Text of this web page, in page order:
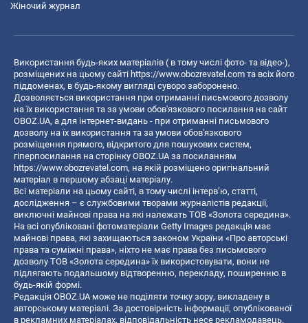
Жіночий журнал
Використання будь-яких матеріалів ( в тому числі фото- та відео-),
розміщених на цьому сайті https://www.obozrevatel.com та всіх його
піддоменах, в будь-якому вигляді суворо заборонено.
Дозволяється використання при отриманні письмового дозволу
на їх використання та за умови обов'язкового посилання на сайт
OBOZ.UA, а для інтернет-видань - при отриманні письмового
дозволу на їх використання та за умови обов'язкового
розміщення прямого, відкритого для пошукових систем,
гіперпосилання на сторінку OBOZ.UA за посиланням
https://www.obozrevatel.com, на якій розміщено оригінальний
матеріал в першому абзаці матеріалу.
Всі матеріали на цьому сайті, в тому числі інтерв’ю, статті,
дослідження – є службовими творами журналістів редакції,
виключні майнові права на які належать ТОВ «Золота середина».
На всі опубліковані фотоматеріали Getty Images редакція має
майнові права, які захищаються законом України «Про авторські
права та суміжні права», ніхто не має права без письмового
дозволу ТОВ «Золота середина» їх використовувати, вони не
підлягають подальшому відтворенню, перекладу, поширенню в
будь-якій формі.
Редакція OBOZ.UA може не поділяти точку зору, викладену в
авторському матеріалі. За достовірність інформації, опублікованої
в рекламних матеріалах, відповідальність несе рекламодавець.